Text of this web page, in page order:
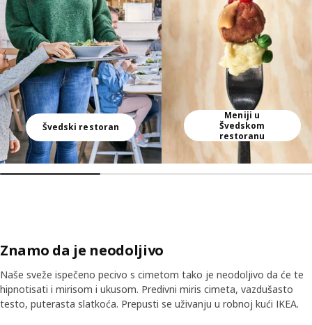
Švedski restoran
Meniji u
Švedskom
restoranu
Znamo da je neodoljivo
Naše sveže ispečeno pecivo s cimetom tako je neodoljivo da će te
hipnotisati i mirisom i ukusom. Predivni miris cimeta, vazdušasto
testo, puterasta slatkoća. Prepusti se uživanju u robnoj kući IKEA.